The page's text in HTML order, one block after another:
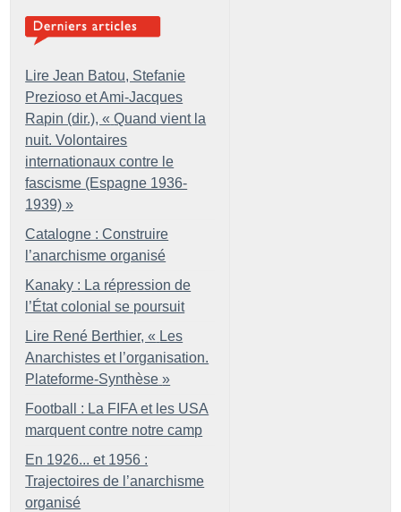
Lire Jean Batou, Stefanie
Prezioso et Ami-Jacques
Rapin (dir.), « Quand vient la
nuit. Volontaires
internationaux contre le
fascisme (Espagne 1936-
1939) »
Catalogne : Construire
l’anarchisme organisé
Kanaky : La répression de
l’État colonial se poursuit
Lire René Berthier, « Les
Anarchistes et l’organisation.
Plateforme-Synthèse »
Football : La FIFA et les USA
marquent contre notre camp
En 1926... et 1956 :
Trajectoires de l’anarchisme
organisé